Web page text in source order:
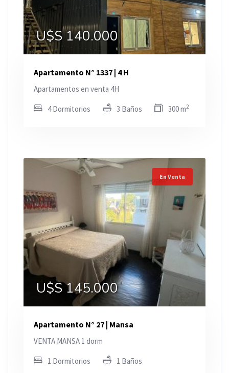
U$S 140.000
Apartamento N° 1337 | 4 H
Apartamentos en venta 4H
4 Dormitorios 3 Baños 300 m2
En Venta
U$S 145.000
Apartamento N° 27 | Mansa
VENTA MANSA 1 dorm
1 Dormitorios 1 Baños